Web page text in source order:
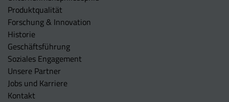
Produktqualität
Forschung & Innovation
Historie
Geschäftsführung
Soziales Engagement
Unsere Partner
Jobs und Karriere
Kontakt